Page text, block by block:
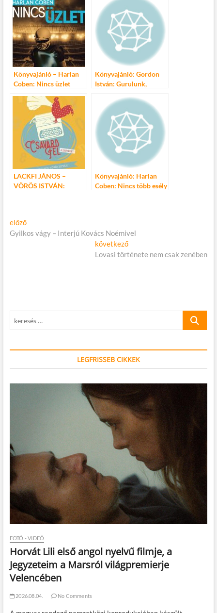
Könyvajánló – Harlan
Coben: Nincs üzlet
Könyvajánló: Gordon
István: Gurulunk,
LACKFI JÁNOS –
VÖRÖS ISTVÁN:
Könyvajánló: Harlan
Coben: Nincs több esély
Bejegyzés
navigáció
előzőElőző
cikk:
Gyilkos vágy – Interjú Kovács Noémivel
következőKövetkező
cikk:
Lovasi története nem csak zenében
keresés
LEGFRISSEB CIKKEK
FOTÓ - VIDEÓ
Horvát Lili első angol nyelvű filmje, a
Jegyzeteim a Marsról világpremierje
Velencében
2026.08.04. No Comments